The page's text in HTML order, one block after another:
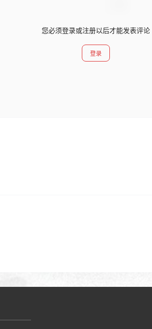
您必须登录或注册以后才能发表评论
登录